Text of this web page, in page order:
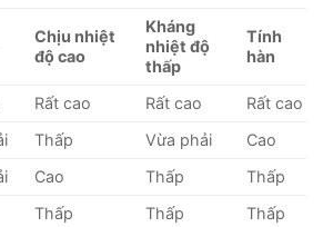
Chịu nhiệt
độ cao
Kháng
nhiệt độ
thấp
Tính
hàn
Rất cao Rất cao
Rất cao
Thấp Vừa phải
Cao
Cao Thấp
Thấp
Thấp Thấp
Thấp